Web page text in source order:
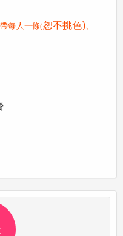
每人一條(恕不挑色)、